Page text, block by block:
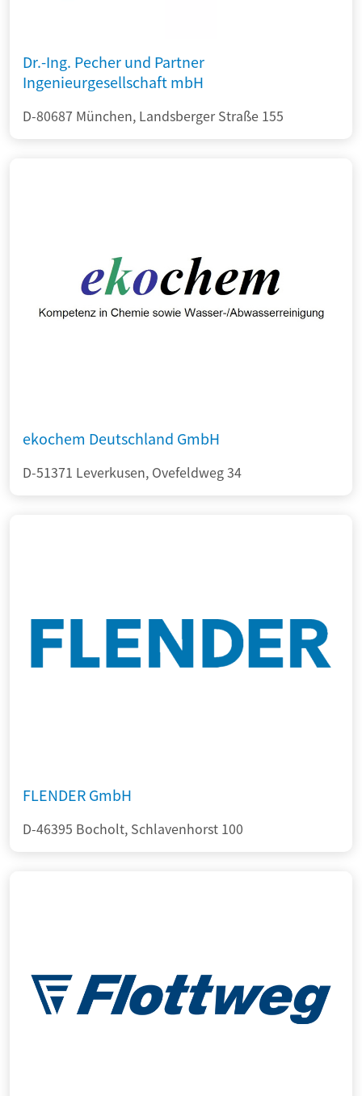
Dr.-Ing. Pecher und Partner
Ingenieurgesellschaft mbH
D-80687 München, Landsberger Straße 155
ekochem Deutschland GmbH
D-51371 Leverkusen, Ovefeldweg 34
FLENDER GmbH
D-46395 Bocholt, Schlavenhorst 100